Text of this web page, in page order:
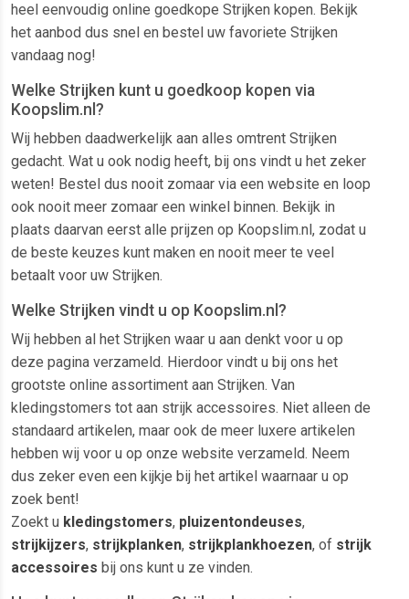
heel eenvoudig online goedkope Strijken kopen. Bekijk
het aanbod dus snel en bestel uw favoriete Strijken
vandaag nog!
Welke Strijken kunt u goedkoop kopen via
Koopslim.nl?
Wij hebben daadwerkelijk aan alles omtrent Strijken
gedacht. Wat u ook nodig heeft, bij ons vindt u het zeker
weten! Bestel dus nooit zomaar via een website en loop
ook nooit meer zomaar een winkel binnen. Bekijk in
plaats daarvan eerst alle prijzen op Koopslim.nl, zodat u
de beste keuzes kunt maken en nooit meer te veel
betaalt voor uw Strijken.
Welke Strijken vindt u op Koopslim.nl?
Wij hebben al het Strijken waar u aan denkt voor u op
deze pagina verzameld. Hierdoor vindt u bij ons het
grootste online assortiment aan Strijken. Van
kledingstomers tot aan strijk accessoires. Niet alleen de
standaard artikelen, maar ook de meer luxere artikelen
hebben wij voor u op onze website verzameld. Neem
dus zeker even een kijkje bij het artikel waarnaar u op
zoek bent!
Zoekt u kledingstomers, pluizentondeuses,
strijkijzers, strijkplanken, strijkplankhoezen, of strijk
accessoires bij ons kunt u ze vinden.